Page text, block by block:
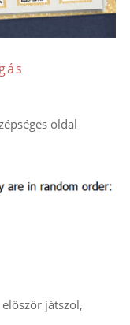
oldal
játszol,